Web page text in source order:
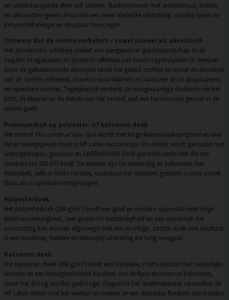
en samenhangende sfeer wilt creëren. Stadsmotieven met architectuur, straten
en silhouetten geven de ruimte een meer stedelijke uitstraling, waarbij lijnen en
perspectief energie en structuur toevoegen.
Ontwerp dat de ruimte verbetert – zowel visueel als akoestisch
Het akoestische schilderij creëert een aangenamer geluidslandschap door
nagalm te egaliseren en storende reflecties van harde oppervlakken te dempen.
Door de gebalanceerde absorptie klinkt het geluid zachter en wordt de akoestiek
van de ruimte verbeterd, zowel in woonkamers en kantoren als in slaapkamers
en openbare ruimtes. Tegelijkertijd versterkt de hoogwaardige druktechniek het
licht, de kleuren en de details van het motief, wat een harmonieus gevoel in de
ruimte geeft.
Premiumdruk op polyester- of katoenen doek
Het motief The center of New Yorkwordt met hoge kleurnauwkeurigheid en veel
detail weergegeven dankzij HP Latex-technologie. De afdruk wordt gemaakt met
watergedragen, geurloze en GREENGUARD Gold-gecertificeerde inkt die een
resolutie tot 300 DPI biedt. De kleuren zijn UV-bestendig en behouden hun
intensiteit, zelfs in lichte ruimtes, waardoor het schilderij geschikt is voor zowel
thuis als in openbare omgevingen.
Polyesterdoek
Het polyesterdoek (260 g/m²) biedt een glad en modern oppervlak met hoge
kleurnauwkeurigheid, zeer goede UV-bestendigheid en een oppervlak dat
voorzichtig kan worden afgeveegd met een vochtige, zachte doek. Het resultaat
is een moderne, heldere en kleurrijke uitstraling die lang meegaat.
Katoenen doek
Het katoenen doek (260 g/m²) biedt een klassieke, matte textuur met natuurlijke
warmte en een handgeschilderd karakter. Om de fijne structuur te behouden,
moet het droog worden gedroogd. Ongeacht het doekmateriaal versmelten de
HP Latex-inkten met het weefsel en creëren ze een slijtvaste, flexibele oppervlakte